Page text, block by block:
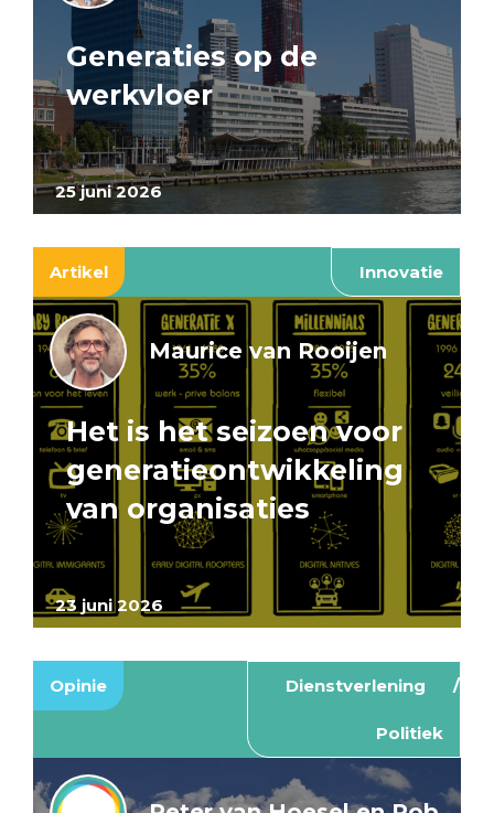
25 juni 2026
Generaties op de
werkvloer
Artikel Innovatie
23 juni 2026
Maurice van Rooijen
Het is het seizoen voor
generatieontwikkeling
van organisaties
Opinie Dienstverlening
Politiek